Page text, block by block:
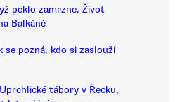
peklo zamrzne. Život
Balkáně
se pozná, kdo si zaslouží
Uprchlické tábory v Řecku,